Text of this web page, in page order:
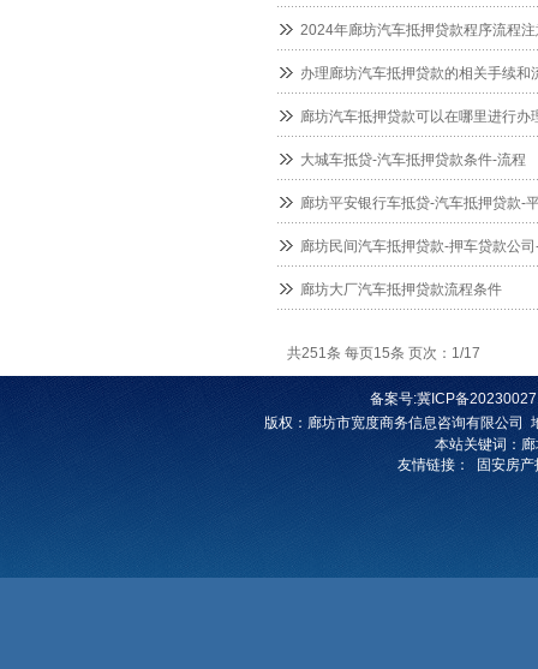
2024年廊坊汽车抵押贷款程序流程
办理廊坊汽车抵押贷款的相关手续和
廊坊汽车抵押贷款可以在哪里进行办
大城车抵贷-汽车抵押贷款条件-流程
廊坊平安银行车抵贷-汽车抵押贷款-
廊坊民间汽车抵押贷款-押车贷款公
廊坊大厂汽车抵押贷款流程条件
共251条 每页15条 页次：1/17
备案号:冀ICP备
版权 ： 廊坊市宽度商务信息咨询有限公司
本站关键词：
友情链接：
固安房